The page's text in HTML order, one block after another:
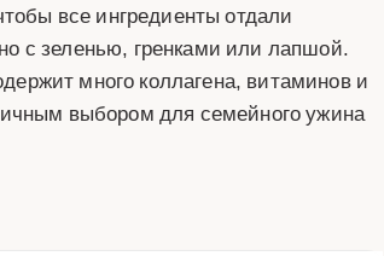
все ингредиенты отдали
с зеленью, гренками или лапшой.
много коллагена, витаминов и
выбором для семейного ужина